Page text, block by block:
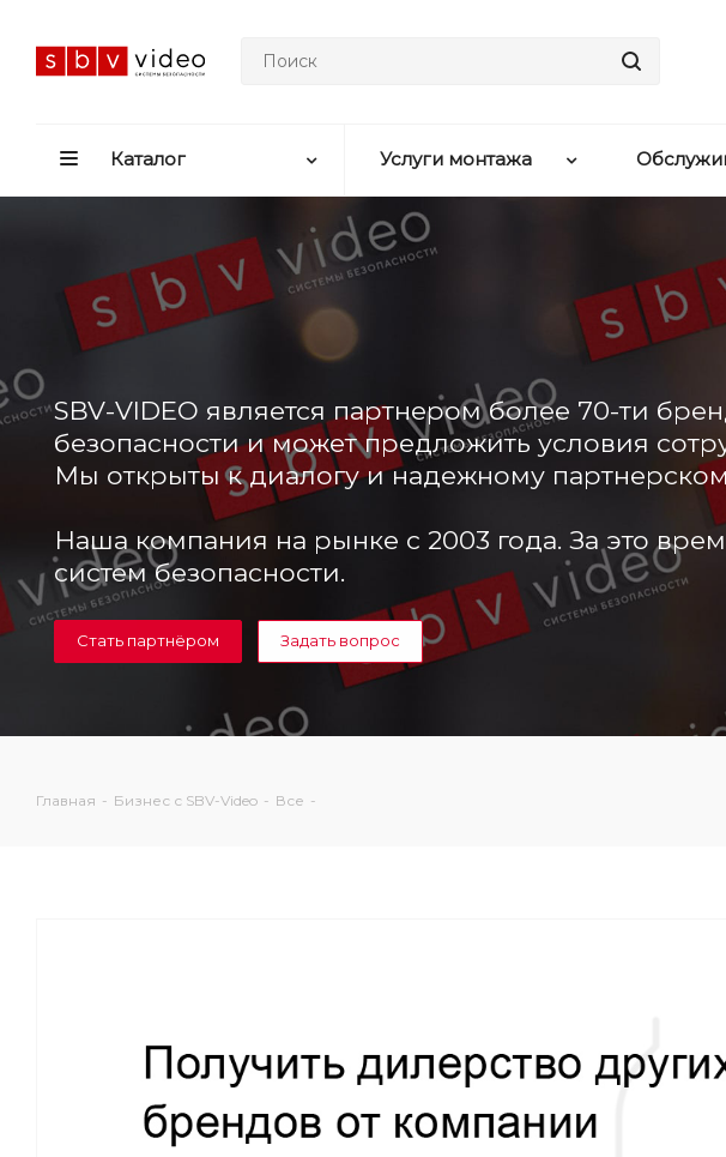
Каталог Услуги монтажа
SBV-VIDEO является партнером более 70-ти
безопасности и может предложить условия
Мы открыты к диалогу и надежному
Наша компания на рынке с 2003 года. За это
систем безопасности.
Стать партнёром Задать вопрос
Главная - Бизнес с SBV-Video - Все -